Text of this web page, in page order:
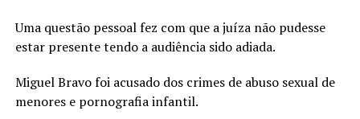
Uma questão pessoal fez com que a juíza não pudesse
estar presente tendo a audiência sido adiada.
Miguel Bravo foi acusado dos crimes de abuso sexual de
menores e pornografia infantil.